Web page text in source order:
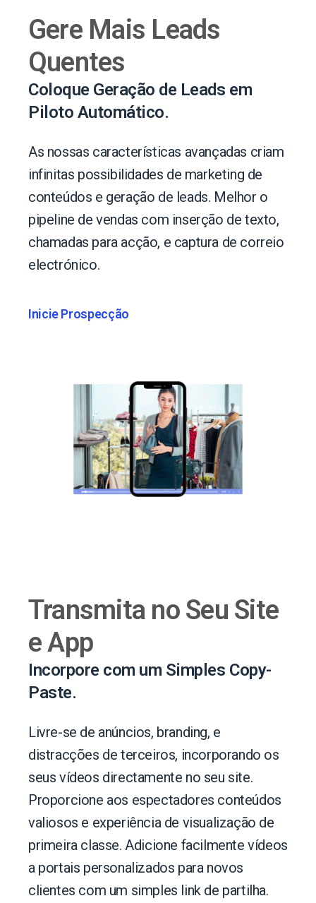
Gere Mais Leads
Quentes
Coloque Geração de Leads em
Piloto Automático.
As nossas características avançadas criam
infinitas possibilidades de marketing de
conteúdos e geração de leads. Melhor o
pipeline de vendas com inserção de texto,
chamadas para acção, e captura de correio
electrónico.
Inicie Prospecção
Transmita no Seu Site
e App
Incorpore com um Simples Copy-
Paste.
Livre-se de anúncios, branding, e
distracções de terceiros, incorporando os
seus vídeos directamente no seu site.
Proporcione aos espectadores conteúdos
valiosos e experiência de visualização de
primeira classe. Adicione facilmente vídeos
a portais personalizados para novos
clientes com um simples link de partilha.